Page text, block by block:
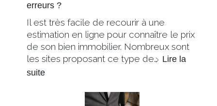
erreurs ?
Il est très facile de recourir à une
estimation en ligne pour connaître le prix
de son bien immobilier. Nombreux sont
les sites proposant ce type de… Lire la
suite